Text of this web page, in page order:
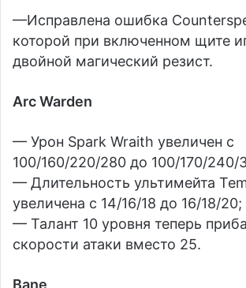
—Исправлена ошибка
которой при включенном щите
двойной магический резист.
Arc Warden
— Урон Spark Wraith увеличен с
100/160/220/280 до 100/170/240/
— Длительность ультимейта
увеличена с 14/16/18 до 16/18/20;
— Талант 10 уровня теперь
скорости атаки вместо 25.